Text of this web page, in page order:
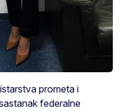
prometa i
federalne